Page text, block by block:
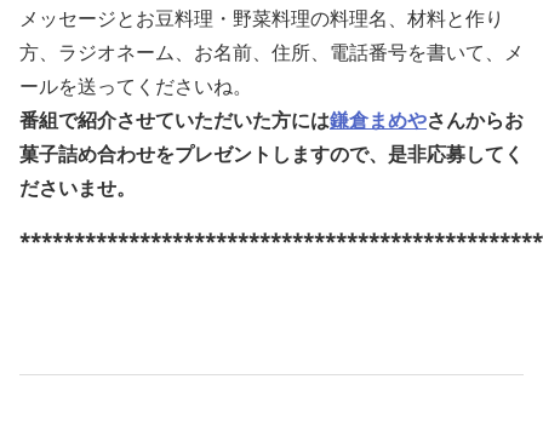
メッセージとお豆料理・野菜料理の料理名、材料と作り
方、ラジオネーム、お名前、住所、電話番号を書いて、メ
ールを送ってくださいね。
番組で紹介させていただいた方には鎌倉まめやさんからお
菓子詰め合わせをプレゼントしますので、是非応募してく
ださいませ。